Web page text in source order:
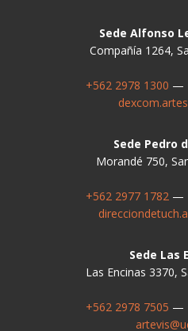
Sede Alfonso
Compañía 1264,
+562 2978 1300 —
Sede Pedro
Morandé 750,
+562 2977 1782—
Sede Las
Las Encinas 3370,
+562 2978 7505 —